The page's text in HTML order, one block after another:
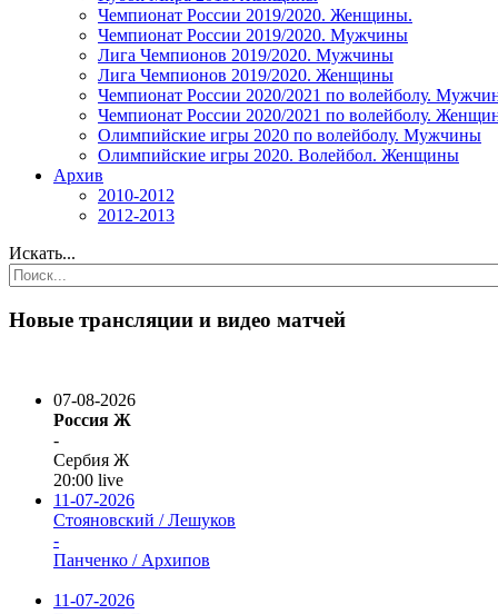
Чемпионат России 2019/2020. Женщины.
Чемпионат России 2019/2020. Мужчины
Лига Чемпионов 2019/2020. Мужчины
Лига Чемпионов 2019/2020. Женщины
Чемпионат России 2020/2021 по волейболу.
Чемпионат России 2020/2021 по волейболу.
Олимпийские игры 2020 по волейболу. Мужчины
Олимпийские игры 2020. Волейбол. Женщины
Архив
2010-2012
2012-2013
Искать...
Новые трансляции и видео матчей
07-08-2026
Россия Ж
-
Сербия Ж
20:00 live
11-07-2026
Стояновский / Лешуков
-
Панченко / Архипов
11-07-2026